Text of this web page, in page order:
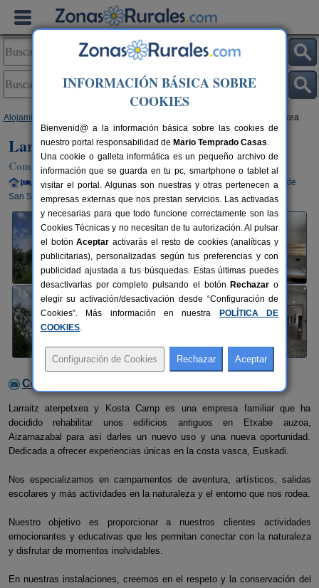
Alojamientos > Larraitz Aterpetxea
Larraitz Aterpetxea
Complejo Rural en Aizarnazabal (Guipúzcoa)
Alquiler completo y por habitaciones 8-35+3 plazas
36 km de
San Sebastián
Contactar con el alojamiento
Larraitz aterpetxea y Kosta Camp es una empresa familiar que ha
decidido rehabilitar unos edificios antiguos en Etxabe auzoa,
Aizarnazabal para así darles un nuevo uso y una nueva oportunidad.
Dedicada a ofrecer experiencias únicas en la costa vasca, Euskadi.
Nos especializamos en campamentos de aventura, artísticos, salidas
escolares y más actividades en la naturaleza y el entorno que nos rodea.
Nuestro objetivo es proporcionar a nuestros clientes actividades
emocionantes y educativas que les permitan conectar con la naturaleza
y disfrutar de momentos inolvidables.
En nuestras instalaciones, creemos en el respeto y la conservación del
INFORMACIÓN BÁSICA SOBRE
COOKIES
Bienvenid@ a la información básica sobre las cookies de
nuestro portal responsabilidad de Mario Temprado Casas.
Una cookie o galleta informática es un pequeño archivo de
información que se guarda en tu pc, smartphone o tablet al
visitar el portal. Algunas son nuestras y otras pertenecen a
empresas externas que nos prestan servicios. Las activadas
y necesarias para que todo funcione correctamente son las
Cookies Técnicas y no necesitan de tu autorización. Al pulsar
el botónAceptar activarás el resto de cookies (analíticas y
publicitarias), personalizadas según tus preferencias y con
publicidad ajustada a tus búsquedas. Estas últimas puedes
desactivarlas por completo pulsando el botón Rechazar o
elegir su activación/desactivación desde “Configuración de
Cookies”. Más información en nuestra
POLÍTICA DE
COOKIES.